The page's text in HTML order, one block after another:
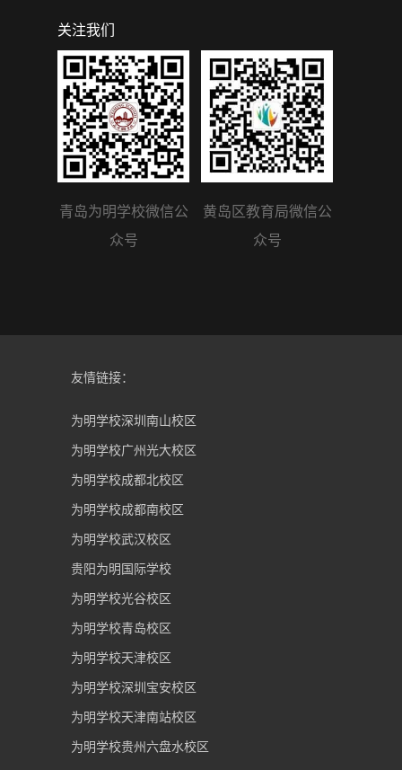
关注我们
青岛为明学校微信公
众号
黄岛区教育局微信公
众号
友情链接：
为明学校深圳南山校区
为明学校广州光大校区
为明学校成都北校区
为明学校成都南校区
为明学校武汉校区
贵阳为明国际学校
为明学校光谷校区
为明学校青岛校区
为明学校天津校区
为明学校深圳宝安校区
为明学校天津南站校区
为明学校贵州六盘水校区